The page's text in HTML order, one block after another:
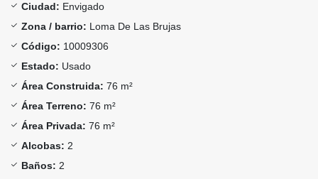
Ciudad: Envigado
Zona / barrio: Loma De Las Brujas
Código: 10009306
Estado: Usado
Área Construida: 76 m²
Área Terreno: 76 m²
Área Privada: 76 m²
Alcobas: 2
Baños: 2